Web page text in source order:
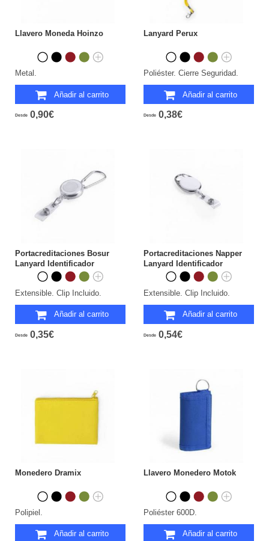
Llavero Moneda Hoinzo
Metal.
Añadir al carrito
Desde 0,90€
Lanyard Perux
Poliéster. Cierre Seguridad.
Añadir al carrito
Desde 0,38€
Portacreditaciones Bosur
Lanyard Identificador
Extensible. Clip Incluido.
Añadir al carrito
Desde 0,35€
Portacreditaciones Napper
Lanyard Identificador
Extensible. Clip Incluido.
Añadir al carrito
Desde 0,54€
Monedero Dramix
Polipiel.
Añadir al carrito
Llavero Monedero Motok
Poliéster 600D.
Añadir al carrito